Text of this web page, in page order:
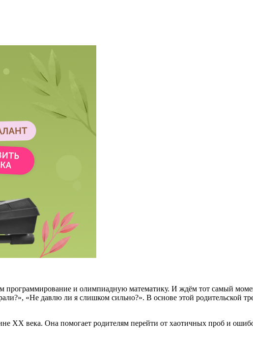
и олимпиадную математику. И ждём тот самый
«Не давлю ли я слишком сильно?». В основе этой родительской
XX века. Она помогает родителям перейти от хаотичных проб и